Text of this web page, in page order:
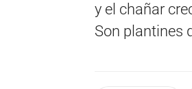
y el chañar
Son plantines